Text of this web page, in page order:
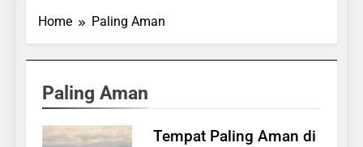
Home Paling Aman
Paling Aman
Tempat Paling Aman di